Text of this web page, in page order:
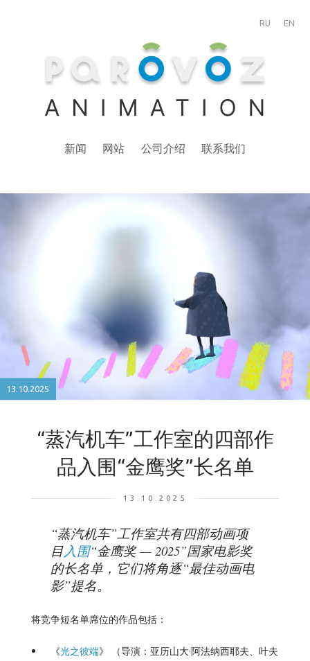
RU EN
新闻 网站 公司介绍 联系我们
13.10.2025
“蒸汽机车”工作室的四部作
品入围“金鹰奖”长名单
13.10.2025
“蒸汽机车”工作室共有四部动画项
目入围“金鹰奖 — 2025”国家电影奖
的长名单，它们将角逐“最佳动画电
影”提名。
将竞争短名单席位的作品包括：
《光之彼端》 （导演：亚历山大·阿法纳西耶夫、叶夫